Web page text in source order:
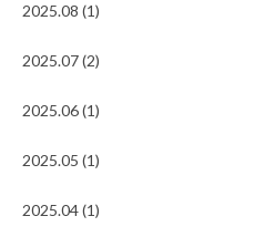
2025.08 (1)
2025.07 (2)
2025.06 (1)
2025.05 (1)
2025.04 (1)